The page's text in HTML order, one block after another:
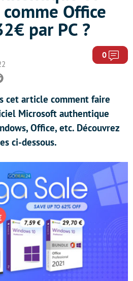
Office
par PC ?
0
cet article comment faire
Microsoft authentique
Office, etc. Découvrez
ci-dessous.